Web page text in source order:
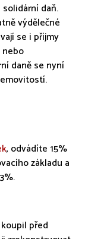
daň.
výdělečné
se i příjmy
daně se nyní
, odvádíte 15%
základu a
před